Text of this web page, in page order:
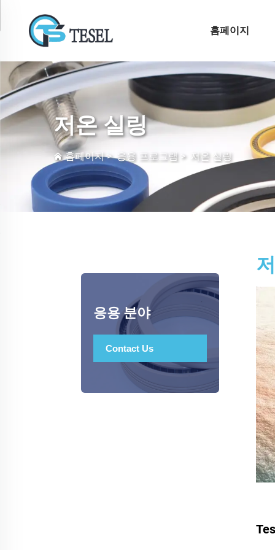
홈페이지
저온 실링
홈페이지>응용 프로그램> 저온 실링
응용 분야
Contact Us